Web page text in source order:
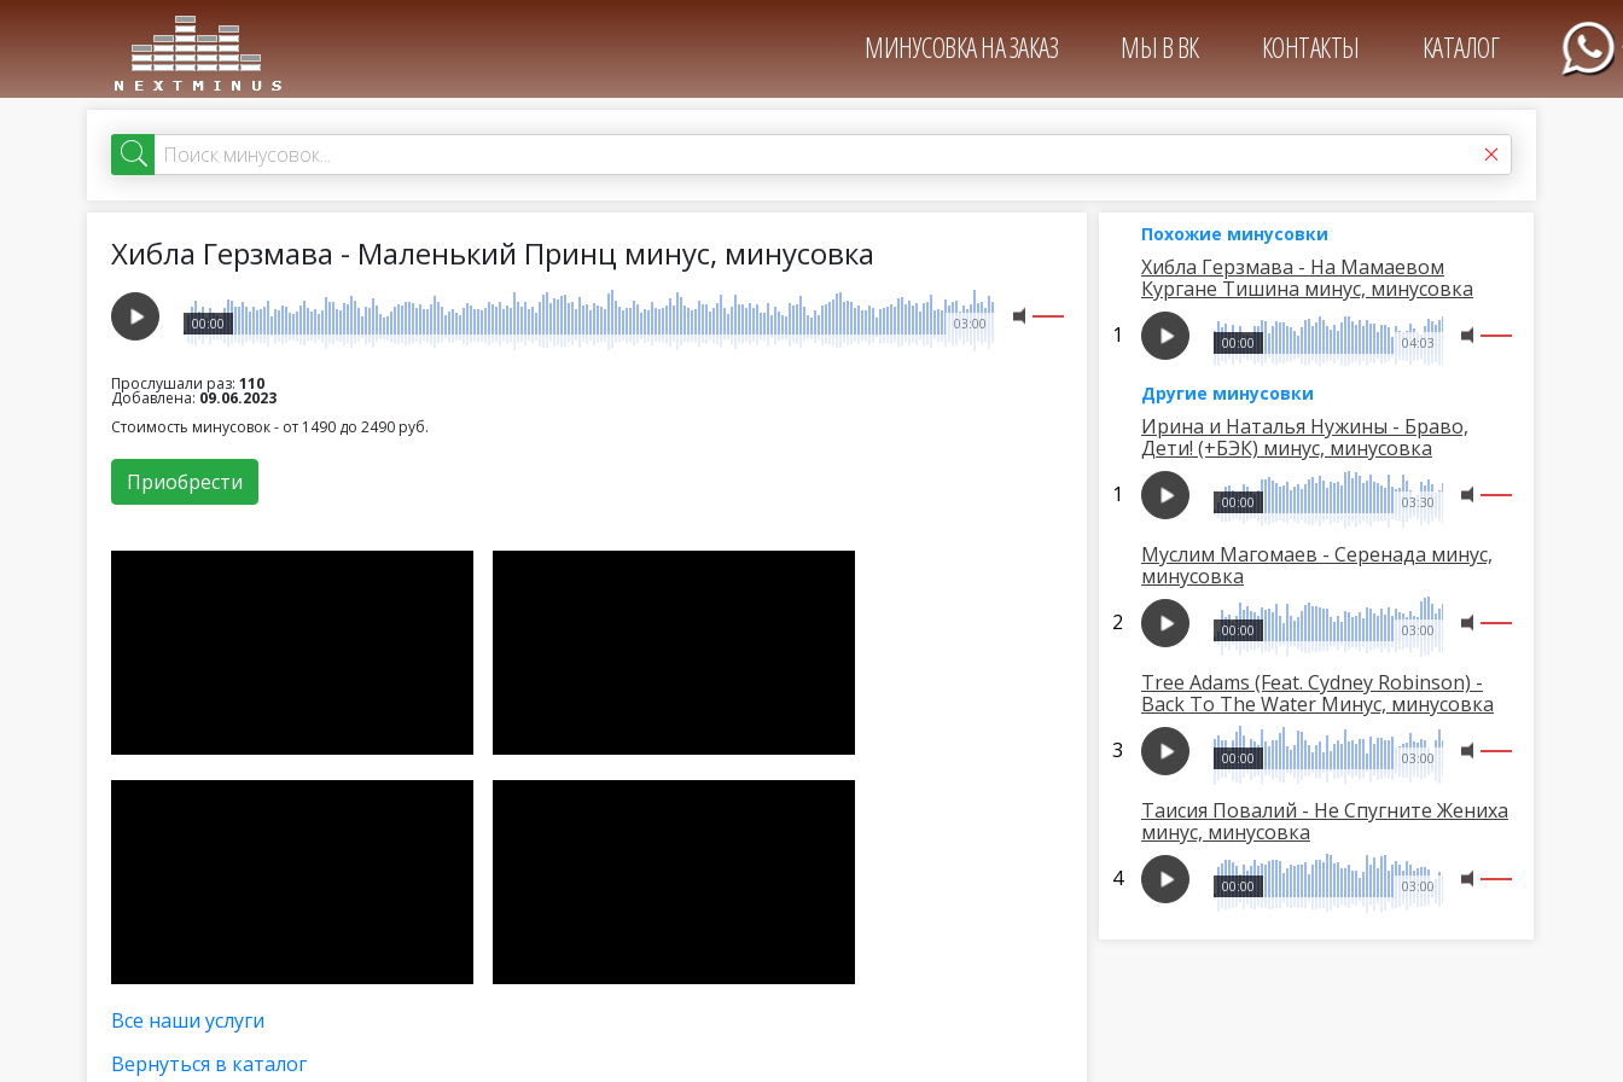
МИНУСОВКА НА ЗАКАЗ МЫ В ВК КОНТАКТЫ КАТАЛОГ
Хибла Герзмава - Маленький Принц минус, минусовка
03:00
00:00
Прослушали раз: 110
Добавлена: 09.06.2023
Стоимость минусовок - от 1490 до 2490 руб.
Приобрести
Все наши услуги
Вернуться в каталог
Похожие минусовки
Хибла Герзмава - На Мамаевом
Кургане Тишина минус, минусовка
04:03
00:00
Другие минусовки
Ирина и Наталья Нужины - Браво,
Дети! (+БЭК) минус, минусовка
03:30
00:00
Муслим Магомаев - Серенада минус,
минусовка
03:00
00:00
Tree Adams (Feat. Cydney Robinson) -
Back To The Water Минус, минусовка
03:00
00:00
Таисия Повалий - Не Спугните Жениха
минус, минусовка
03:00
00:00